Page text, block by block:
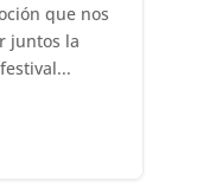
que nos
juntos la